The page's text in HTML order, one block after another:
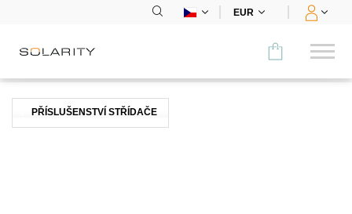
EUR
Porovnat
PŘÍSLUŠENSTVÍ STŘÍDAČE